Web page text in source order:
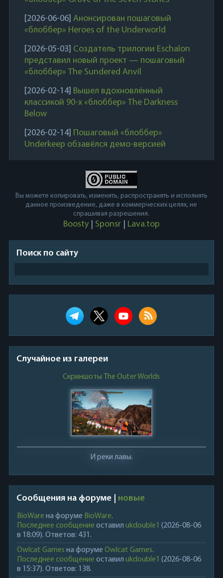
[2026-06-06] Анонсирован пошаговый
«блоббер» Heroes of the Underworld
[2026-05-03] Создатель трилогии Eschalon
представил новый проект — пошаговый
«блоббер» The Sundered Anvil
[2026-02-14] Вышел вдохновлённый
классикой 90-х «блоббер» The Darkness
Below
[2026-02-14] Пошаговый «блоббер»
Underkeep обзавёлся демо-версией
Вы можете копировать, изменять, распространять и исполнять
данное произведение, даже в коммерческих целях, не
спрашивая разрешения.
Boosty| Sponsr| Lava.top
Поиск по сайту
Случайное из галереи
Скриншоты The Outer Worlds
И реки лавы.
Сообщения на форуме | новые
BioWare на форуме BioWare.
Последнее сообщение оставил ukdouble1 (2026-08-06
в 18:09). Ответов: 431.
Owlcat Games на форуме Owlcat Games.
Последнее сообщение оставил ukdouble1 (2026-08-06
в 15:37). Ответов: 138.